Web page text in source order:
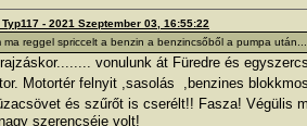
- 2021 Szeptember 03, 16:55:22
ma reggel spriccelt a benzin a benzincsőből a pumpa után.....
rajzáskor........ vonulunk át Füredre és
Motortér felnyit ,sasolás ,benzines
és szűrőt is cserélt!! Fasza! Végülis
szerencséje volt!